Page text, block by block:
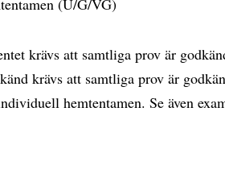
(U/G/VG)
krävs att samtliga prov är
krävs att samtliga prov är
hemtentamen. Se även